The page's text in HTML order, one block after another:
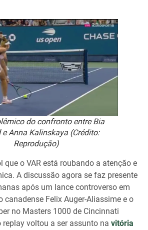
do confronto entre Bia
e Anna Kalinskaya (Crédito:
Reprodução)
que o VAR está roubando a atenção e
A discussão agora se faz presente
após um lance controverso em
canadense Felix Auger-Aliassime e o
no Masters 1000 de Cincinnati
replay voltou a ser assunto na vitória